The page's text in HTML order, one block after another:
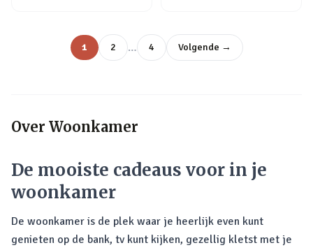
1 2 … 4 Volgende →
Over Woonkamer
De mooiste cadeaus voor in je
woonkamer
De woonkamer is de plek waar je heerlijk even kunt
genieten op de bank, tv kunt kijken, gezellig kletst met je